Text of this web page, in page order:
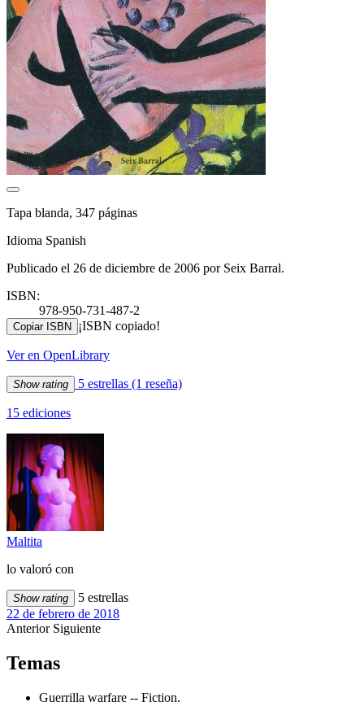
Tapa blanda, 347 páginas
Idioma Spanish
Publicado el 26 de diciembre de 2006 por Seix Barral.
ISBN:
978-950-731-487-2
Copiar ISBN ¡ISBN copiado!
Ver en OpenLibrary
Show rating 5 estrellas (1 reseña)
15 ediciones
Maltita
lo valoró con
Show rating
5 estrellas
22 de febrero de 2018
Anterior Siguiente
Temas
Guerrilla warfare -- Fiction.